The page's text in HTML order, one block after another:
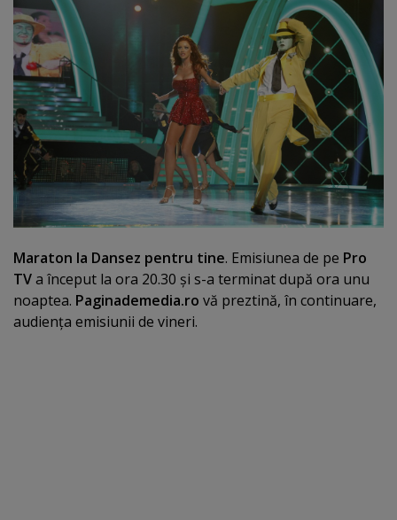
Maraton la Dansez pentru tine. Emisiunea de pe Pro
TVa început la ora 20.30 şi s-a terminat după ora unu
noaptea. Paginademedia.ro vă preztină, în continuare,
audienţa emisiunii de vineri.